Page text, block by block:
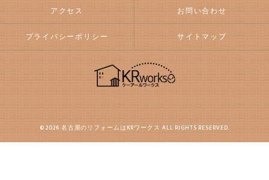
アクセス お問い合わせ
プライバシーポリシー サイトマップ
© 2026 名古屋のリフォームはKRワークス ALL RIGHTS RESERVED.